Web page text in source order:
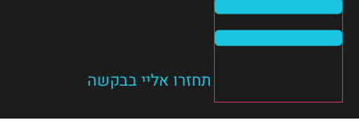
תחזרו אליי בבקשה